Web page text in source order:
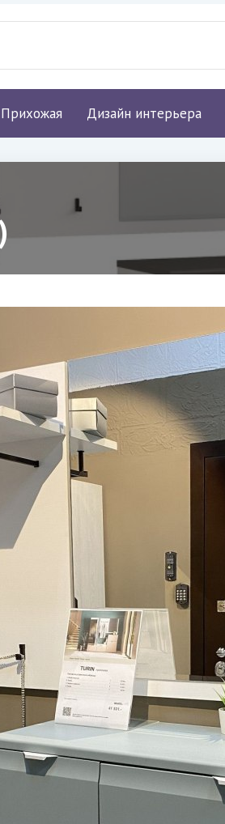
Прихожая Дизайн интерьера